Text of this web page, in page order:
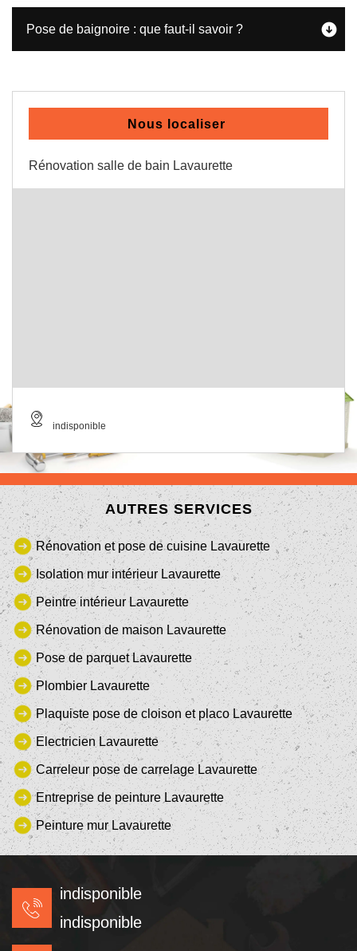
Pose de baignoire : que faut-il savoir ?
Nous localiser
Rénovation salle de bain Lavaurette
indisponible
AUTRES SERVICES
Rénovation et pose de cuisine Lavaurette
Isolation mur intérieur Lavaurette
Peintre intérieur Lavaurette
Rénovation de maison Lavaurette
Pose de parquet Lavaurette
Plombier Lavaurette
Plaquiste pose de cloison et placo Lavaurette
Electricien Lavaurette
Carreleur pose de carrelage Lavaurette
Entreprise de peinture Lavaurette
Peinture mur Lavaurette
indisponible
indisponible